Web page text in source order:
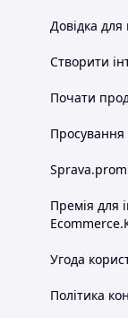
Довідка для
Створити
Почати
Просування
Премія для
Угода
Політика